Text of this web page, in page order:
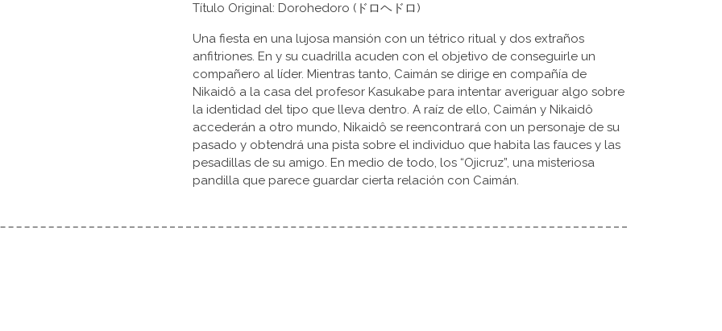
Título Original: Dorohedoro (ドロヘドロ)
Una fiesta en una lujosa mansión con un tétrico ritual y dos extraños
anfitriones. En y su cuadrilla acuden con el objetivo de conseguirle un
compañero al líder. Mientras tanto, Caimán se dirige en compañía de
Nikaidô a la casa del profesor Kasukabe para intentar averiguar algo sobre
la identidad del tipo que lleva dentro. A raíz de ello, Caimán y Nikaidô
accederán a otro mundo, Nikaidô se reencontrará con un personaje de su
pasado y obtendrá una pista sobre el individuo que habita las fauces y las
pesadillas de su amigo. En medio de todo, los “Ojicruz”, una misteriosa
pandilla que parece guardar cierta relación con Caimán.